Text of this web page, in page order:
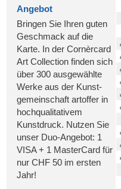
Angebot
Bringen Sie Ihren guten
Geschmack auf die
Karte. In der Cornèrcard
Art Collection finden sich
über 300 ausgewählte
Werke aus der Kunst-
gemeinschaft artoffer in
hochqualitativem
Kunstdruck. Nutzen Sie
unser Duo-Angebot: 1
VISA + 1 MasterCard für
nur CHF 50 im ersten
Jahr!